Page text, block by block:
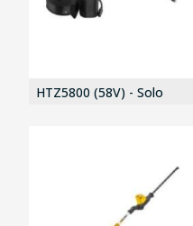
HTZ5800 (58V) - Solo